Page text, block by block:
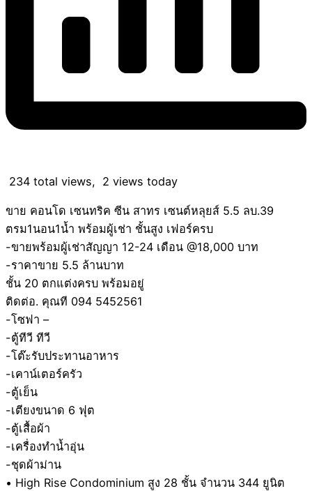
234 total views, 2 views today
ขาย คอนโด เซนทริค ซีน สาทร เซนต์หลุยส์ 5.5 ลบ.39
ตรม1นอน1น้ำ พร้อมผู้เช่า ชั้นสูง เฟอร์ครบ
-ขายพร้อมผู้เช่าสัญญา 12-24 เดือน @18,000 บาท
-ราคาขาย 5.5 ล้านบาท
ชั้น 20 ตกแต่งครบ พร้อมอยู่
ติดต่อ. คุณที 094 5452561
-โซฟา –
-ตู้ทีวี ทีวี
-โต๊ะรับประทานอาหาร
-เคาน์เตอร์ครัว
-ตู้เย็น
-เตียงขนาด 6 ฟุต
-ตู้เสื้อผ้า
-เครื่องทำน้ำอุ่น
-ชุดผ้าม่าน
• High Rise Condominium สูง 28 ชั้น จำนวน 344 ยูนิต